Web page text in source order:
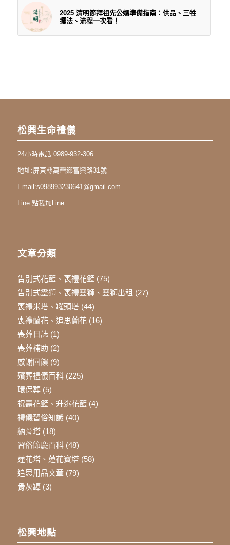
2025 清明節拜祖先公媽準備指南：供品、三牲
擺法、流程一次看！
松興生命禮儀
24小時電話:0989-932-306
地址:屏東縣萬巒鄉富興路31號
Email:s098993230641@gmail.com
Line:點我加Line
文章分類
告別式花籃、喪禮花籃(75)
告別式靈獅、喪禮靈獅、靈獅出租 (27)
喪禮米塔、罐頭塔(44)
喪禮蘭花、追思蘭花(16)
喪葬日誌(1)
喪葬補助 (2)
感謝回饋(9)
殯葬禮儀百科(225)
環保葬(5)
祝壽花籃、升遷花籃(4)
禮儀習俗知識(40)
納骨塔(18)
習俗節慶百科(48)
蓮花塔、蓮花寶塔(58)
追思用品文章(79)
骨灰罈(3)
松興地點